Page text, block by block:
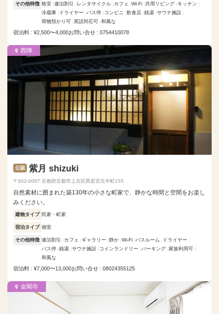
その他特徴 格安 連泊割引 レンタサイクル カフェ Wi-Fi 共用リビング
キッチン
冷蔵庫
ドライヤー バス停 コンビニ 飲食店 銭湯 サウナ施設
荷物預かり可 英語対応可 和風な
宿泊料 : ¥2,500〜4,000お問い合せ : 0754410078
公認 紫月 shizuki
〒602-0097 京都府京都市上京区西若宮北半町155
西陣
自然素材に囲まれた築130年の小さな町家で、静かな時間と空間をお楽し
みください。
建物タイプ 民家・町家
宿泊タイプ 個室
その他特徴 連泊割引 カフェ ギャラリー 静か Wi-Fi バスルーム
ドライヤー
バス停 銭湯 サウナ施設 コインランドリー パーキング 家族利用可
和風な
宿泊料 : ¥7,000〜13,000お問い合せ : 08024355125
金閣寺